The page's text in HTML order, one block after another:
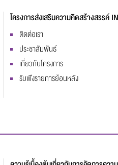
โครงการส่งเสริมความคิดสร้างสรรค์
ติดต่อเรา
ประชาสัมพันธ์
เกี่ยวกับโครงการ
รับฟังรายการย้อนหลัง